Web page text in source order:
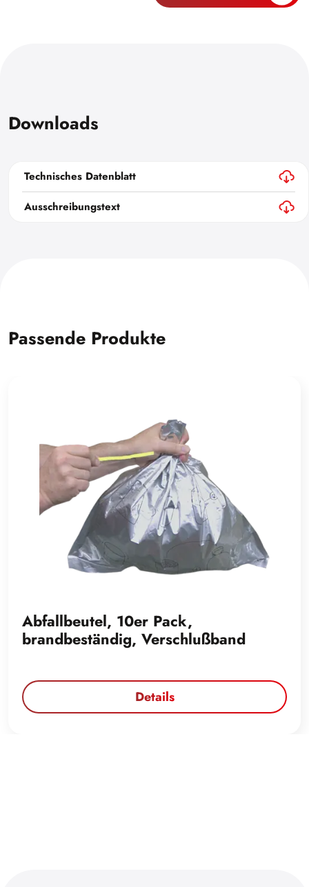
Downloads
Technisches Datenblatt
Ausschreibungstext
Passende Produkte
Abfallbeutel, 10er Pack,
brandbeständig, Verschlußband
Details